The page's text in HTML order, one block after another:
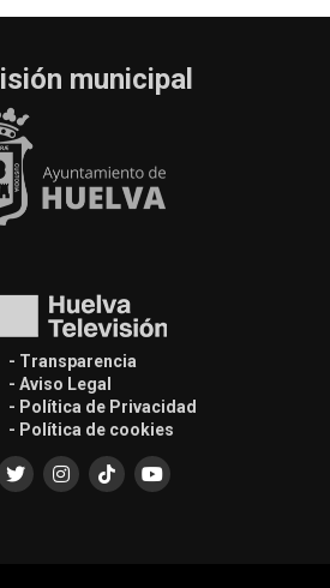
municipal
- Transparencia
- Aviso Legal
- Política de Privacidad
- Política de cookies